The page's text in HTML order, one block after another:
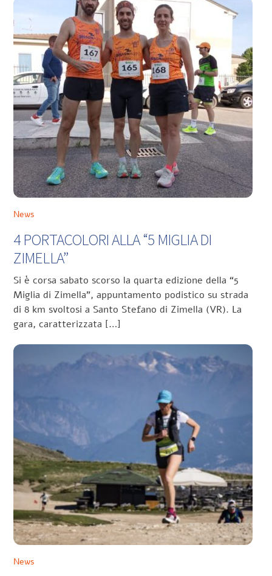
News
4 PORTACOLORI ALLA “5 MIGLIA DI
ZIMELLA”
Si è corsa sabato scorso la quarta edizione della “5
Miglia di Zimella”, appuntamento podistico su strada
di 8 km svoltosi a Santo Stefano di Zimella (VR). La
gara, caratterizzata […]
News